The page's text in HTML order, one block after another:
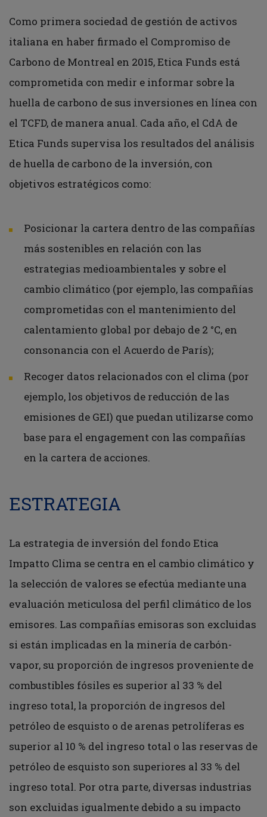
Como primera sociedad de gestión de activos
italiana en haber firmado el Compromiso de
Carbono de Montreal en 2015, Etica Funds está
comprometida con medir e informar sobre la
huella de carbono de sus inversiones en línea con
el TCFD, de manera anual. Cada año, el CdA de
Etica Funds supervisa los resultados del análisis
de huella de carbono de la inversión, con
objetivos estratégicos como:
Posicionar la cartera dentro de las compañías
más sostenibles en relación con las
estrategias medioambientales y sobre el
cambio climático (por ejemplo, las compañías
comprometidas con el mantenimiento del
calentamiento global por debajo de 2 °C, en
consonancia con el Acuerdo de París);
Recoger datos relacionados con el clima (por
ejemplo, los objetivos de reducción de las
emisiones de GEI) que puedan utilizarse como
base para el engagement con las compañías
en la cartera de acciones.
ESTRATEGIA
La estrategia de inversión del fondo Etica
Impatto Clima se centra en el cambio climático y
la selección de valores se efectúa mediante una
evaluación meticulosa del perfil climático de los
emisores. Las compañías emisoras son excluidas
si están implicadas en la minería de carbón-
vapor, su proporción de ingresos proveniente de
combustibles fósiles es superior al 33 % del
ingreso total, la proporción de ingresos del
petróleo de esquisto o de arenas petrolíferas es
superior al 10 % del ingreso total o las reservas de
petróleo de esquisto son superiores al 33 % del
ingreso total. Por otra parte, diversas industrias
son excluidas igualmente debido a su impacto